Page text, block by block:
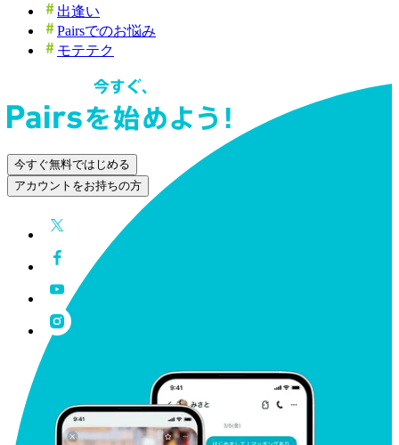
出逢い
Pairsでのお悩み
モテテク
今すぐ無料ではじめる
アカウントをお持ちの方